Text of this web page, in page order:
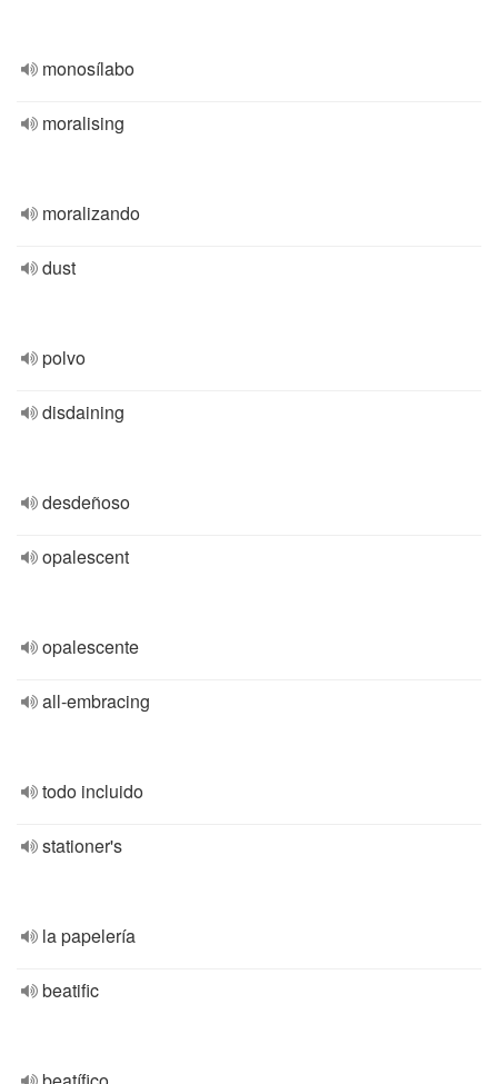
monosílabo
moralising
moralizando
dust
polvo
disdaining
desdeñoso
opalescent
opalescente
all-embracing
todo incluido
stationer's
la papelería
beatific